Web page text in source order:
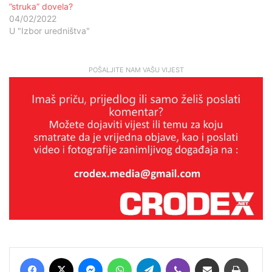
”struka” dovela?
04/02/2022
U "Izbor uredništva"
POŠALJITE NAM VAŠU VIJEST
Facebook MessengerWhatsAppTelegram Viber Podijeli putem E-maila